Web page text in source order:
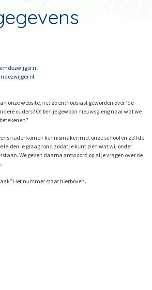
onze website, net zo enthousiast geworden over ‘de
ouders? Of ben je gewoon nieuwsgierig naar wat we
nader komen kennismaken met onze school en zelf de
leiden je graag rond zodat je kunt zien wat wij onder
We geven daarna antwoord op al je vragen over de
Het nummer staat hierboven.